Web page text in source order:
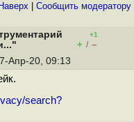
Наверх Cообщить модератору
+1
+ / –
Апр-20, 09:13
search?